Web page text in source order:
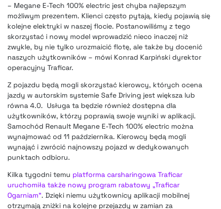
– Megane E-Tech 100% electric jest chyba najlepszym
możliwym prezentem. Klienci często pytają, kiedy pojawią się
kolejne elektryki w naszej flocie. Postanowiliśmy z tego
skorzystać i nowy model wprowadzić nieco inaczej niż
zwykle, by nie tylko urozmaicić flotę, ale także by docenić
naszych użytkowników – mówi Konrad Karpiński dyrektor
operacyjny Traficar.
Z pojazdu będą mogli skorzystać kierowcy, których ocena
jazdy w autorskim systemie Safe Driving jest większa lub
równa 4.0. Usługa ta będzie również dostępna dla
użytkowników, którzy poprawią swoje wyniki w aplikacji.
Samochód Renault Megane E-Tech 100% electric można
wynajmować od 11 października. Kierowcy będą mogli
wynająć i zwrócić najnowszy pojazd w dedykowanych
punktach odbioru.
Kilka tygodni temu platforma carsharingowa Traficar
uruchomiła także nowy program rabatowy „Traficar
Ogarniam”. Dzięki niemu użytkownicy aplikacji mobilnej
otrzymają zniżki na kolejne przejazdy w zamian za